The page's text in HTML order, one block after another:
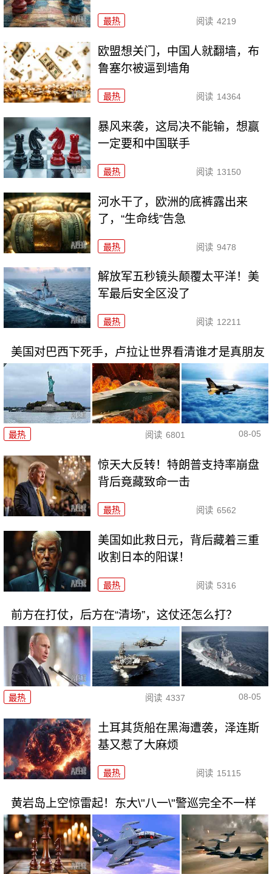
最热 阅读 4219
欧盟想关门，中国人就翻墙，布
鲁塞尔被逼到墙角
最热 阅读 14364
暴风来袭，这局决不能输，想赢
一定要和中国联手
最热 阅读 13150
河水干了，欧洲的底裤露出来
了，“生命线”告急
最热 阅读 9478
解放军五秒镜头颠覆太平洋！美
军最后安全区没了
最热 阅读 12211
美国对巴西下死手，卢拉让世界看清谁才是真朋友
最热 阅读 6801 08-05
惊天大反转！特朗普支持率崩盘
背后竟藏致命一击
最热 阅读 6562
美国如此救日元，背后藏着三重
收割日本的阳谋！
最热 阅读 5316
前方在打仗，后方在“清场”，这仗还怎么打？
最热 阅读 4337 08-05
土耳其货船在黑海遭袭，泽连斯
基又惹了大麻烦
最热 阅读 15115
黄岩岛上空惊雷起！东大\"八一\"警巡完全不一样